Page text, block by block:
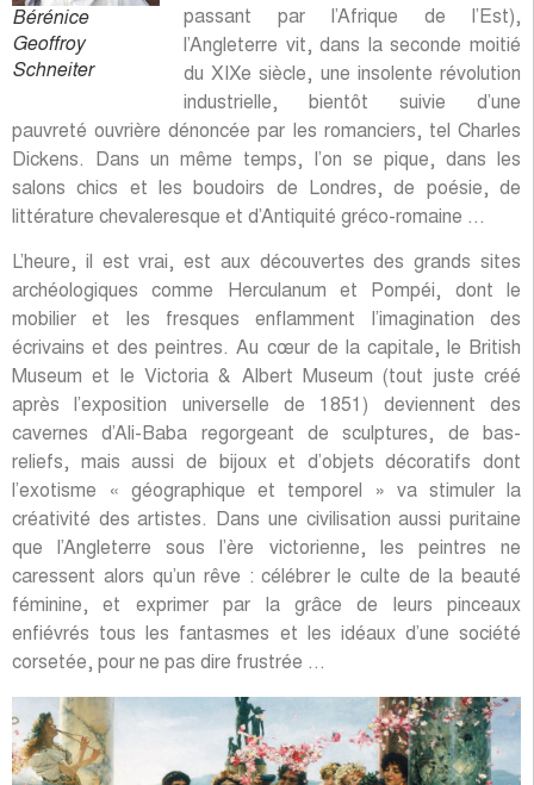
Bérénice
Geoffroy
Schneiter
passant par l’Afrique de l’Est),
l’Angleterre vit, dans la seconde moitié
du XIXe siècle, une insolente révolution
industrielle, bientôt suivie d’une
pauvreté ouvrière dénoncée par les romanciers, tel Charles
Dickens. Dans un même temps, l’on se pique, dans les
salons chics et les boudoirs de Londres, de poésie, de
littérature chevaleresque et d’Antiquité gréco-romaine …
L’heure, il est vrai, est aux découvertes des grands sites
archéologiques comme Herculanum et Pompéi, dont le
mobilier et les fresques enflamment l’imagination des
écrivains et des peintres. Au cœur de la capitale, le British
Museum et le Victoria & Albert Museum (tout juste créé
après l’exposition universelle de 1851) deviennent des
cavernes d’Ali-Baba regorgeant de sculptures, de bas-
reliefs, mais aussi de bijoux et d’objets décoratifs dont
l’exotisme « géographique et temporel » va stimuler la
créativité des artistes. Dans une civilisation aussi puritaine
que l’Angleterre sous l’ère victorienne, les peintres ne
caressent alors qu’un rêve : célébrer le culte de la beauté
féminine, et exprimer par la grâce de leurs pinceaux
enfiévrés tous les fantasmes et les idéaux d’une société
corsetée, pour ne pas dire frustrée …